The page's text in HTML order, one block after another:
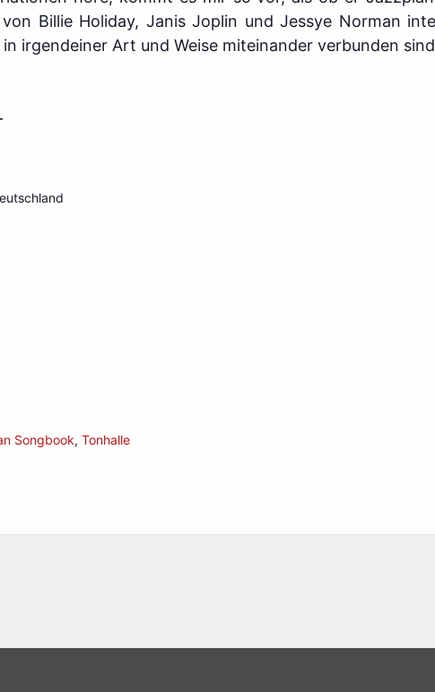
Billie Holiday, Janis Joplin und Jessye Norman
in irgendeiner Art und Weise miteinander verbunden
Songbook, Tonhalle